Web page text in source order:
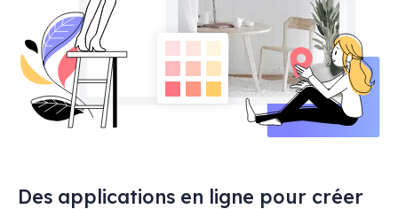
Des applications en ligne pour créer